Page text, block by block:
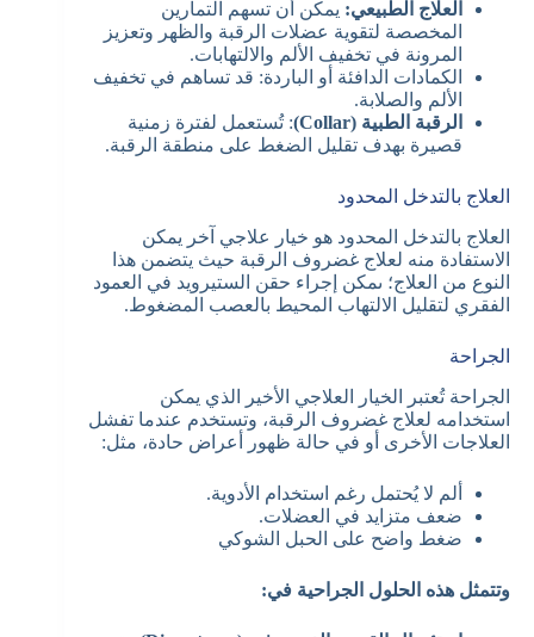
العلاج الطبيعي: يمكن أن تسهم التمارين
المخصصة لتقوية عضلات الرقبة والظهر وتعزيز
المرونة في تخفيف الألم والالتهابات.
الكمادات الدافئة أو الباردة: قد تساهم في تخفيف
الألم والصلابة.
الرقبة الطبية (Collar)
: تُستعمل لفترة زمنية
قصيرة بهدف تقليل الضغط على منطقة الرقبة.
العلاج بالتدخل المحدود
العلاج بالتدخل المحدود هو خيار علاجي آخر يمكن
الاستفادة منه لعلاج غضروف الرقبة حيث يتضمن هذا
النوع من العلاج؛ ىمكن إجراء حقن الستيرويد في العمود
الفقري لتقليل الالتهاب المحيط بالعصب المضغوط.
الجراحة
الجراحة تُعتبر الخيار العلاجي الأخير الذي يمكن
استخدامه لعلاج غضروف الرقبة، وتستخدم عندما تفشل
العلاجات الأخرى أو في حالة ظهور أعراض حادة، مثل:
ألم لا يُحتمل رغم استخدام الأدوية.
ضعف متزايد في العضلات.
ضغط واضح على الحبل الشوكي
وتتمثل هذه الحلول الجراحية في: